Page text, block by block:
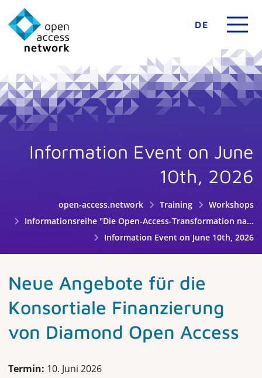
DE
Information Event on June
10th, 2026
open-access.network Training
Workshops
Informationsreihe "Die Open-Access-Transformation nachhaltig gestalten. Diamond OA als Alternative"
Information Event on June 10th, 2026
Neue Angebote für die
Konsortiale Finanzierung
von Diamond Open Access
Termin: 10. Juni 2026